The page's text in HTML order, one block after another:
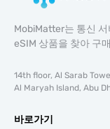
MobiMatter는 통신
eSIM 상품을 찾아 구
14th floor, Al Sarab
Al Maryah Island, Abu
바로가기